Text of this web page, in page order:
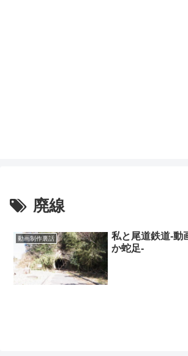
廃線
動画制作裏話
私と尾道鉄道-動
か蛇足-